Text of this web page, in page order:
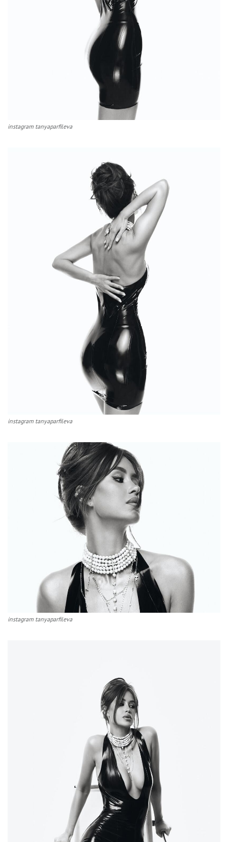
instagram tanyaparfileva
instagram tanyaparfileva
instagram tanyaparfileva